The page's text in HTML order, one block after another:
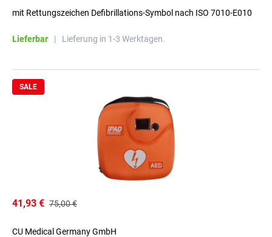
mit Rettungszeichen Defibrillations-Symbol nach ISO 7010-E010
Lieferbar | Lieferung in 1-3 Werktagen.
SALE
41,93 € 75,00 €
CU Medical Germany GmbH